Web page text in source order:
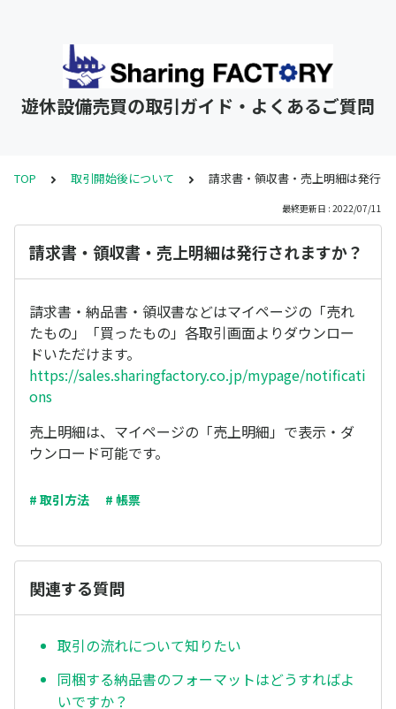
遊休設備売買の取引ガイド・よくあるご質問
TOP 取引開始後について 請求書・領収書・売上明細は発行
最終更新日 : 2022/07/11
請求書・領収書・売上明細は発行されますか？
請求書・納品書・領収書などはマイページの「売れ
たもの」「買ったもの」各取引画面よりダウンロー
ドいただけます。
https://sales.sharingfactory.co.jp/mypage/notificati
ons
売上明細は、マイページの「売上明細」で表示・ダ
ウンロード可能です。
# 取引方法 # 帳票
関連する質問
取引の流れについて知りたい
同梱する納品書のフォーマットはどうすればよ
いですか？